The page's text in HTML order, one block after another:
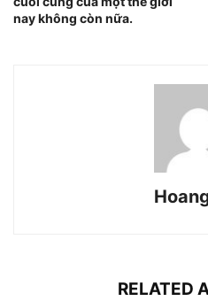
nay không còn nữa.
RELATED